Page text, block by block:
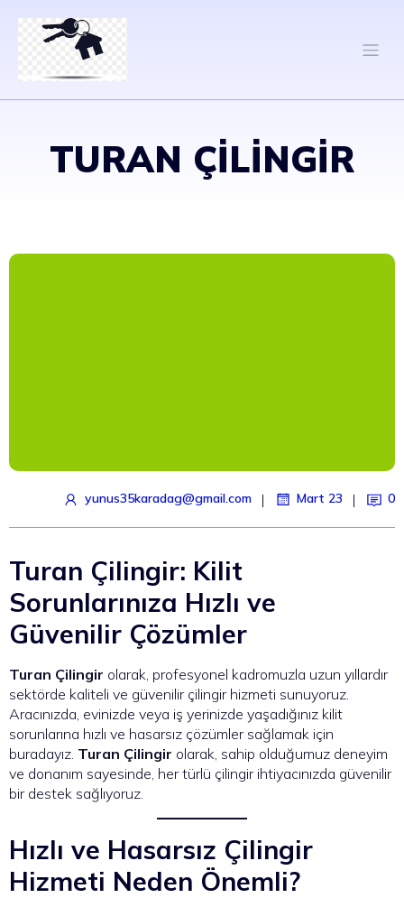
TURAN ÇILINGIR
yunus35karadag@gmail.com | Mart 23 | 0
Turan Çilingir: Kilit
Sorunlarınıza Hızlı ve
Güvenilir Çözümler
Turan Çilingir olarak, profesyonel kadromuzla uzun yıllardır
sektörde kaliteli ve güvenilir çilingir hizmeti sunuyoruz.
Aracınızda, evinizde veya iş yerinizde yaşadığınız kilit
sorunlarına hızlı ve hasarsız çözümler sağlamak için
buradayız. Turan Çilingir olarak, sahip olduğumuz deneyim
ve donanım sayesinde, her türlü çilingir ihtiyacınızda güvenilir
bir destek sağlıyoruz.
Hızlı ve Hasarsız Çilingir
Hizmeti Neden Önemli?